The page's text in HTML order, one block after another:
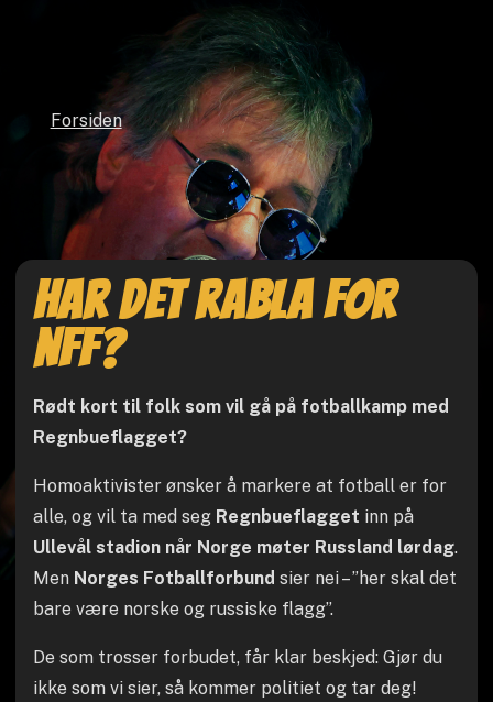
Forsiden
Har det rabla for
NFF?
Rødt kort til folk som vil gå på fotballkamp med
Regnbueflagget?
Homoaktivister ønsker å markere at fotball er for
alle, og vil ta med seg Regnbueflagget inn på
Ullevål stadion når Norge møter Russland lørdag.
Men Norges Fotballforbund sier nei – ”her skal det
bare være norske og russiske flagg”.
De som trosser forbudet, får klar beskjed: Gjør du
ikke som vi sier, så kommer politiet og tar deg!